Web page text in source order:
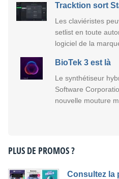
Tracktion sort
Les claviéristes
setlist en toute
logiciel de la
BioTek 3 est là
Le synthétiseur
Software
nouvelle mouture
PLUS DE PROMOS ?
Consultez la